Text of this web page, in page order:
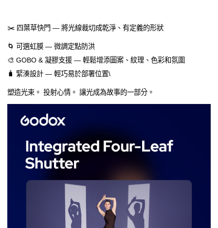
✂️ 四葉草快門 — 將光線裁切成乾淨、有定義的形狀
🌀 可選虹膜 — 微調定點防洪
🎨 GOBO & 凝膠支援 — 輕鬆增添圖案、紋理、色彩和氛圍
🧳 緊湊設計 — 輕巧易於部署位置\
塑造光束。 投射心情。 讓光成為故事的一部分。